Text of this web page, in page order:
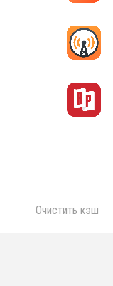
Очистить кэш